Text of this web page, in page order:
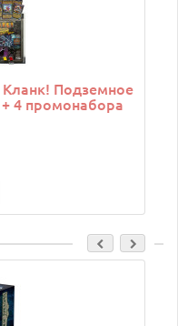
Подземное
4 промонабора